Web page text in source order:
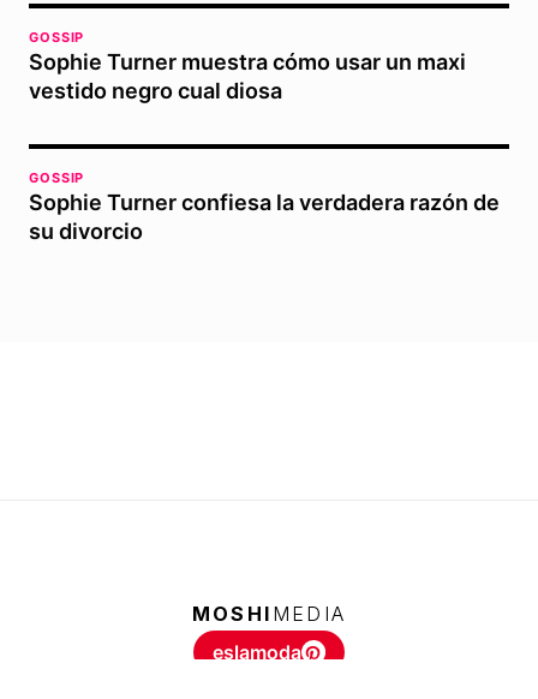
GOSSIP
Sophie Turner muestra cómo usar un maxi
vestido negro cual diosa
GOSSIP
Sophie Turner confiesa la verdadera razón de
su divorcio
MOSHI MEDIA
eslamoda